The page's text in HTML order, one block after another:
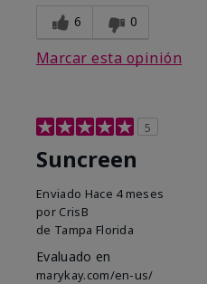
6 0
Marcar esta opinión
5
Suncreen
Enviado Hace 4 meses
por CrisB
de Tampa Florida
Evaluado en
marykay.com/en-us/